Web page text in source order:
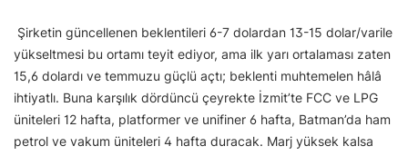
Şirketin güncellenen beklentileri 6-7 dolardan 13-15 dolar/varile
yükseltmesi bu ortamı teyit ediyor, ama ilk yarı ortalaması zaten
15,6 dolardı ve temmuzu güçlü açtı; beklenti muhtemelen hâlâ
ihtiyatlı. Buna karşılık dördüncü çeyrekte İzmit’te FCC ve LPG
üniteleri 12 hafta, platformer ve unifiner 6 hafta, Batman’da ham
petrol ve vakum üniteleri 4 hafta duracak. Marj yüksek kalsa